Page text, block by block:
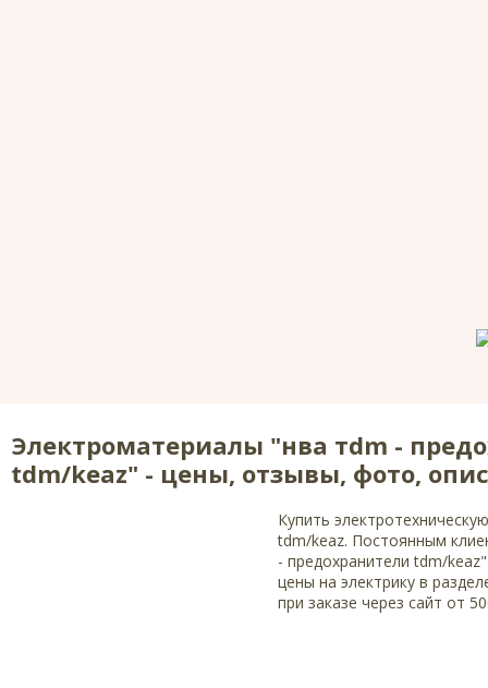
Электроматериалы "нва тdm -
tdm/keaz" - цены, отзывы, фото,
Купить
tdm/keaz. Постоянным
- предохранители tdm/
цены на электрику в
при заказе через сайт от